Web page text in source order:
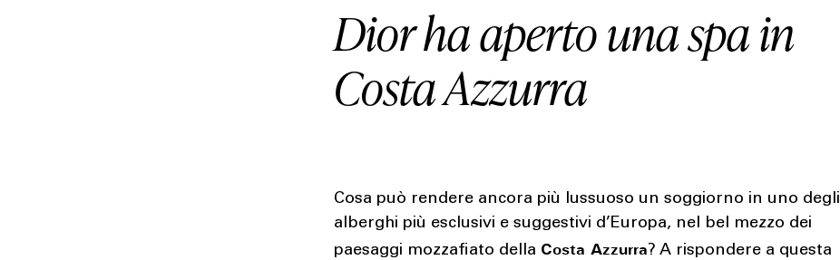
TECH
TRAVEL
Dior ha aperto una spa in
Costa Azzurra
Cosa può rendere ancora più lussuoso un soggiorno in uno degli
alberghi più esclusivi e suggestivi d’Europa, nel bel mezzo dei
paesaggi mozzafiato della Costa Azzurra ? A rispondere a questa